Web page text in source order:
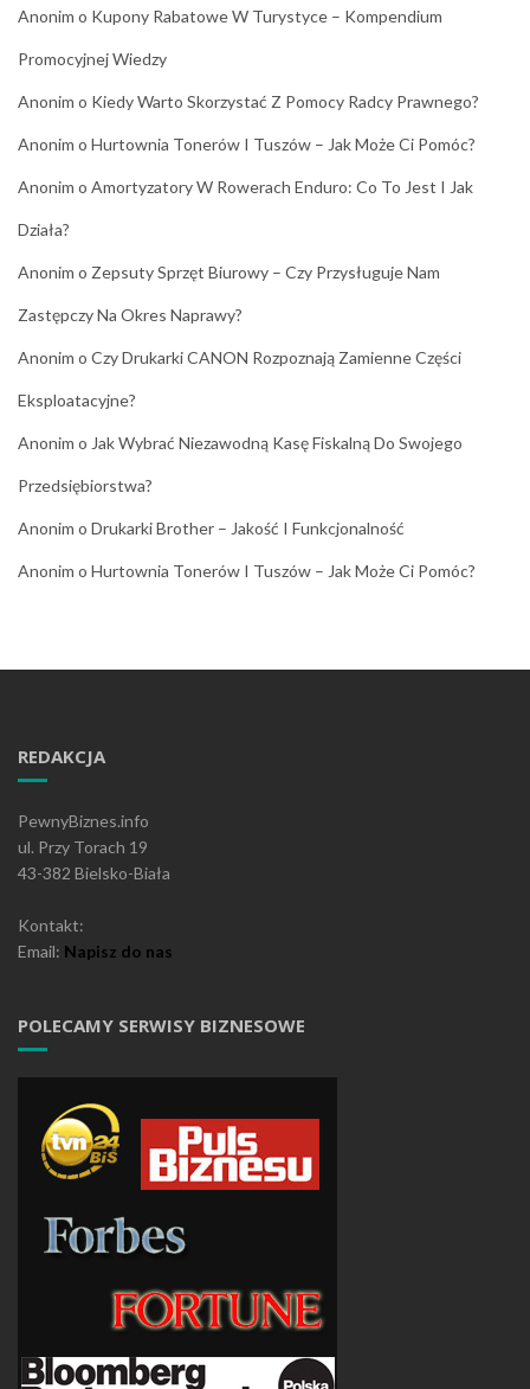
Anonim o Kupony Rabatowe W Turystyce – Kompendium
Promocyjnej Wiedzy
Anonim o Kiedy Warto Skorzystać Z Pomocy Radcy Prawnego?
Anonim o Hurtownia Tonerów I Tuszów – Jak Może Ci Pomóc?
Anonim o Amortyzatory W Rowerach Enduro: Co To Jest I Jak
Działa?
Anonim o Zepsuty Sprzęt Biurowy – Czy Przysługuje Nam
Zastępczy Na Okres Naprawy?
Anonim o Czy Drukarki CANON Rozpoznają Zamienne Części
Eksploatacyjne?
Anonim o Jak Wybrać Niezawodną Kasę Fiskalną Do Swojego
Przedsiębiorstwa?
Anonim o Drukarki Brother – Jakość I Funkcjonalność
Anonim o Hurtownia Tonerów I Tuszów – Jak Może Ci Pomóc?
REDAKCJA
PewnyBiznes.info
ul. Przy Torach 19
43-382 Bielsko-Biała
Kontakt:
Email: Napisz do nas
POLECAMY SERWISY BIZNESOWE